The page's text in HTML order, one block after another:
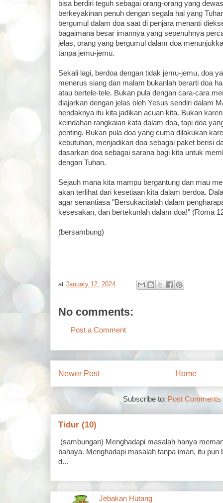
bisa berdiri teguh sebagai orang-orang yang
berkeyakinan penuh dengan segala hal yang
bergumul dalam doa saat di penjara menanti
bagaimana besar imannya yang sepenuhnya
jelas, orang yang bergumul dalam doa
tanpa jemu-jemu.
Sekali lagi, berdoa dengan tidak jemu-jemu, doa
menerus siang dan malam bukanlah berarti doa
atau bertele-tele. Bukan pula dengan cara-cara
diajarkan dengan jelas oleh Yesus sendiri dalam
hendaknya itu kita jadikan acuan kita. Bukan
keindahan rangkaian kata dalam doa, tapi doa
penting. Bukan pula doa yang cuma dilakukan
kebutuhan, menjadikan doa sebagai paket berisi
dasarkan doa sebagai sarana bagi kita untuk
dengan Tuhan.
Sejauh mana kita mampu bergantung dan mau
akan terlihat dari kesetiaan kita dalam berdoa.
agar senantiasa "Bersukacitalah dalam
kesesakan, dan bertekunlah dalam doa!" (Roma
(bersambung)
at January 12, 2024
No comments:
Post a Comment
Newer Post Home
Subscribe to: Post Comments
Tidur (10)
(sambungan) Menghadapi masalah hanya
bahaya. Menghadapi masalah tanpa iman, itu
d...
Jebakan Hutang